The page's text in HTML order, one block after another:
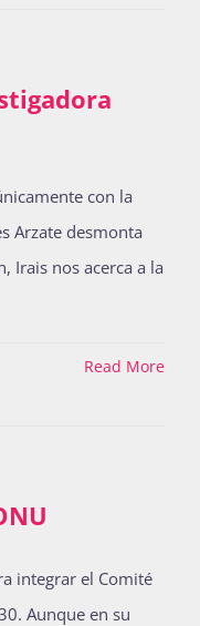
Arzate desmonta
Irais nos acerca a la
Read More
integrar el Comité
Aunque en su